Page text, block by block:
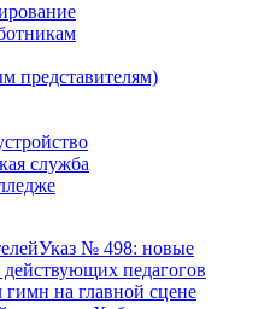
представителям)
служба
Указ № 498: новые
педагогов